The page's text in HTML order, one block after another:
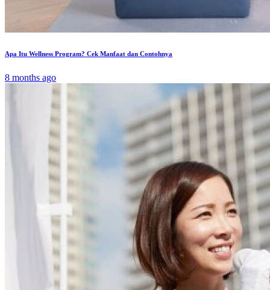
Apa Itu Wellness Program? Cek Manfaat dan Contohnya
8 months ago